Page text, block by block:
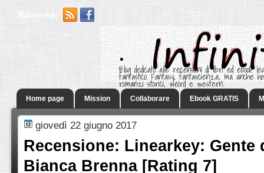
Subscribe:
.
Blog dedicato alle recensioni di libri ed ebook
fantastico. Fantasy, fantascienza, ma anche
romanzi storici, weird e western.
Home page Mission Collaborare Ebook GRATIS
giovedì 22 giugno 2017
Recensione: Linearkey: Gente
Bianca Brenna [Rating 7]